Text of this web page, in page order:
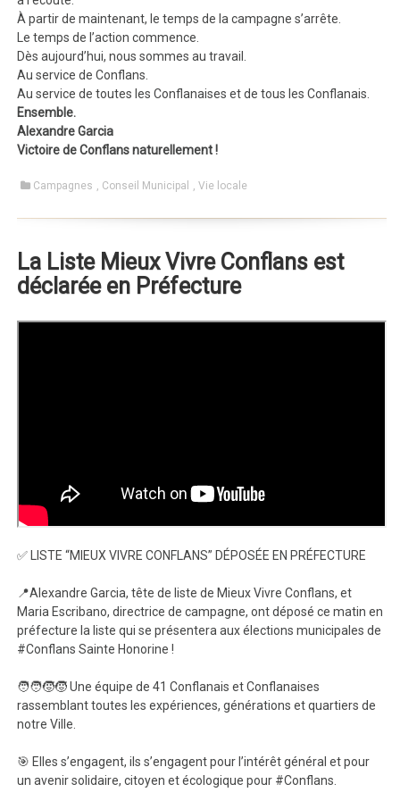
À partir de maintenant, le temps de la campagne s’arrête.
Le temps de l’action commence.
Dès aujourd’hui, nous sommes au travail.
Au service de Conflans.
Au service de toutes les Conflanaises et de tous les Conflanais.
Ensemble.
Alexandre Garcia
Victoire de Conflans naturellement !
Campagnes , Conseil Municipal ,Vie locale
La Liste Mieux Vivre Conflans est
déclarée en Préfecture
✅️ LISTE “MIEUX VIVRE CONFLANS” DÉPOSÉE EN PRÉFECTURE
📍Alexandre Garcia, tête de liste de Mieux Vivre Conflans, et
Maria Escribano, directrice de campagne, ont déposé ce matin en
préfecture la liste qui se présentera aux élections municipales de
#Conflans Sainte Honorine !
🧑‍🧑‍🧒‍🧒 Une équipe de 41 Conflanais et Conflanaises
rassemblant toutes les expériences, générations et quartiers de
notre Ville.
🎯 Elles s’engagent, ils s’engagent pour l’intérêt général et pour
un avenir solidaire, citoyen et écologique pour #Conflans.